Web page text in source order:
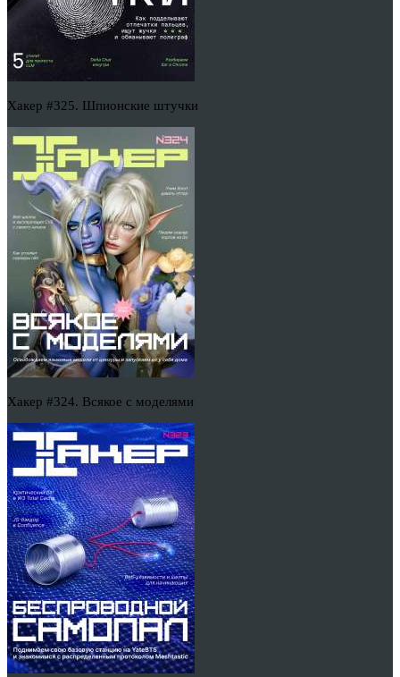
Хакер #325. Шпионские штучки
Хакер #324. Всякое с моделями